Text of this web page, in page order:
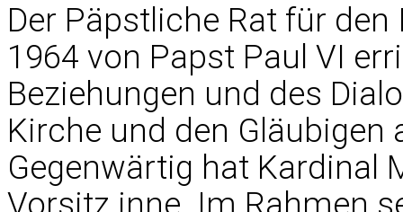
Der Päpstliche Rat für
1964 von Papst Paul VI
Beziehungen und des
Kirche und den Gläubigen
Gegenwärtig hat Kardinal